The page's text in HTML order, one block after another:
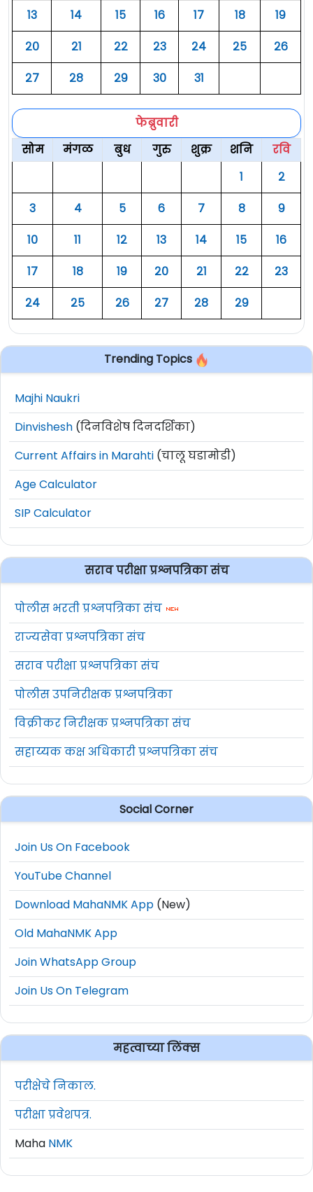
१३
१४ १५ १६ १७ १८
१९
२०
२१ २२ २३ २४ २५
२६
२७
२८ २९ ३० ३१
फेब्रुवारी
सोम
मंगळ बुध गुरु शुक्र शनि
रवि
१
२
३
४ ५ ६ ७ ८
९
१०
११ १२ १३ १४ १५
१६
१७
१८ १९ २० २१ २२
२३
२४
२५ २६ २७ २८ २९
Trending Topics
Majhi Naukri
Dinvishesh (दिनविशेष दिनदर्शिका)
Current Affairs in Marahti (चालू घडामोडी)
Age Calculator
SIP Calculator
सराव परीक्षा प्रश्नपत्रिका संच
पोलीस भरती प्रश्नपत्रिका संच
राज्यसेवा प्रश्नपत्रिका संच
सराव परीक्षा प्रश्नपत्रिका संच
पोलीस उपनिरीक्षक प्रश्नपत्रिका
विक्रीकर निरीक्षक प्रश्नपत्रिका संच
सहाय्यक कक्ष अधिकारी प्रश्नपत्रिका संच
Social Corner
Join Us On Facebook
YouTube Channel
Download MahaNMK App (New)
Old MahaNMK App
Join WhatsApp Group
Join Us On Telegram
महत्वाच्या लिंक्स
परीक्षेचे निकाल.
परीक्षा प्रवेशपत्र.
Maha NMK